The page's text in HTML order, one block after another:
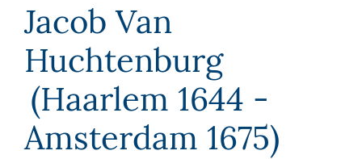
Jacob Van
Huchtenburg
(Haarlem 1644 -
Amsterdam 1675)